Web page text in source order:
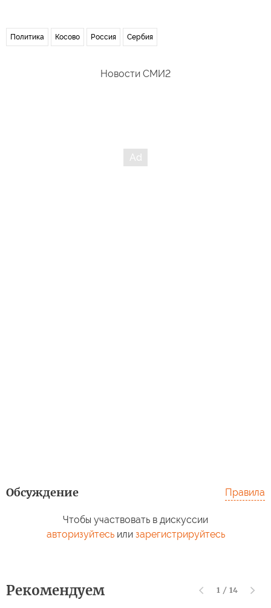
Политика Косово Россия Сербия
Новости СМИ2
Обсуждение Правила
Чтобы участвовать в дискуссии
авторизуйтесьили зарегистрируйтесь
Рекомендуем 1 / 14